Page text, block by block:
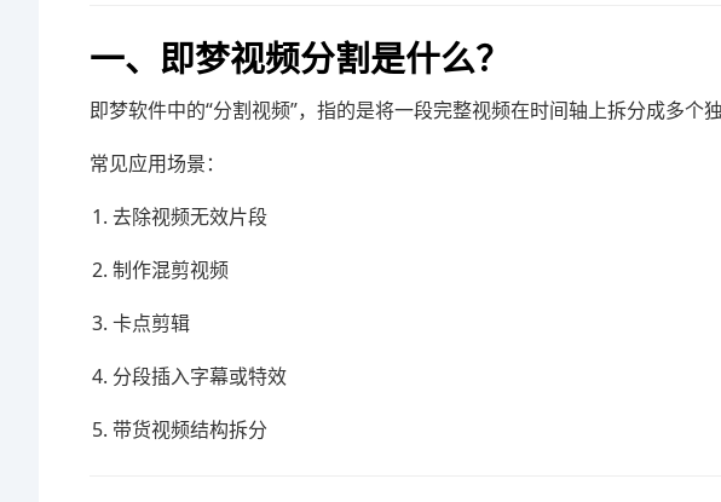
一、即梦视频分割是什么？
即梦软件中的“分割视频”，指的是将一段完整视频在时间轴上拆分成多个
常见应用场景：
去除视频无效片段
制作混剪视频
卡点剪辑
分段插入字幕或特效
带货视频结构拆分